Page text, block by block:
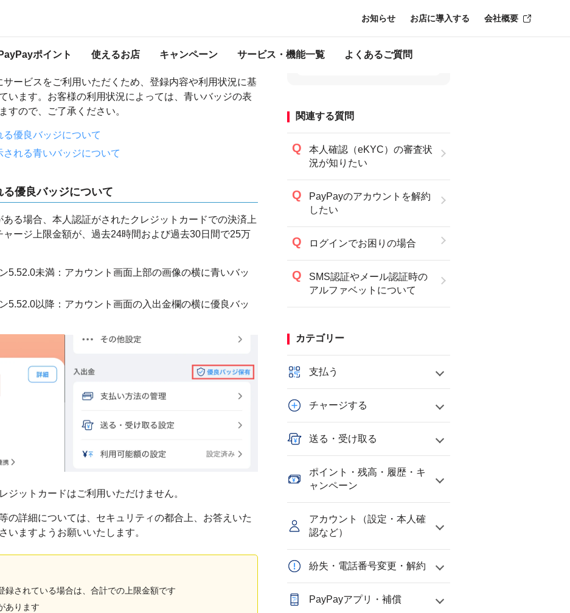
PayPayポイント 使えるお店 キャンペーン サービス・機能一覧 よくあるご質問
お知らせ お店に導入する 会社概要
示される青いバッジについて
ービスをご利用いただくため、登録内容や利用状況に基
います。お客様の利用状況によっては、青いバッジの表
すので、ご了承ください。
優良バッジについて
れる青いバッジについて
優良バッジについて
る場合、本人認証がされたクレジットカードでの決済上
ージ上限金額が、過去24時間および過去30日間で25万
5.52.0未満：アカウント画面上部の画像の横に青いバッ
5.52.0以降：アカウント画面の入出金欄の横に優良バッ
ジットカードはご利用いただけません。
の詳細については、セキュリティの都合上、お答えいた
いますようお願いいたします。
録されている場合は、合計での上限金額です
あります
関連する質問
本人確認（eKYC）の審査状
況が知りたい
PayPayのアカウントを解約
したい
ログインでお困りの場合
SMS認証やメール認証時の
アルファベットについて
カテゴリー
支払う
チャージする
送る・受け取る
ポイント・残高・履歴・キ
ャンペーン
アカウント（設定・本人確
認など）
紛失・電話番号変更・解約
PayPayアプリ・補償